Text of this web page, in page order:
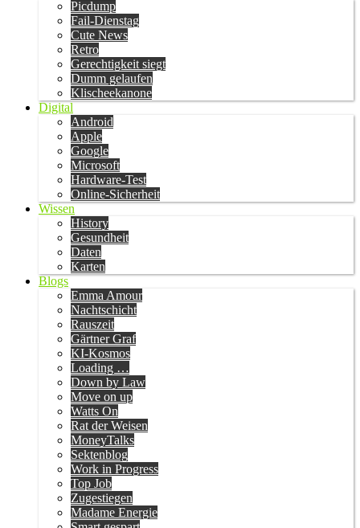
Picdump
Fail-Dienstag
Cute News
Retro
Gerechtigkeit siegt
Dumm gelaufen
Klischeekanone
Digital
Android
Apple
Google
Microsoft
Hardware-Test
Online-Sicherheit
Wissen
History
Gesundheit
Daten
Karten
Blogs
Emma Amour
Nachtschicht
Rauszeit
Gärtner Graf
KI-Kosmos
Loading …
Down by Law
Move on up
Watts On
Rat der Weisen
MoneyTalks
Sektenblog
Work in Progress
Top Job
Zugestiegen
Madame Energie